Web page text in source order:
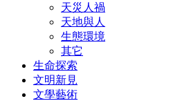
天災人禍
天地與人
生態環境
其它
生命探索
文明新見
文學藝術